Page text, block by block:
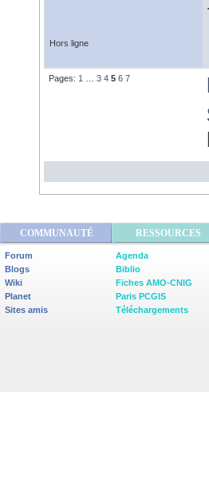
Hors ligne
Pages: 1 3 4 5 6 7
COMMUNAUTÉ RESSOURCES
Forum
Blogs
Wiki
Planet
Sites amis
Agenda
Biblio
Fiches AMO-CNIG
Paris PCGIS
Téléchargements